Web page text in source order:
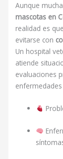
Aunque
mascotas en
realidad es
evitarse con
Un hospital
atiende
evaluaciones